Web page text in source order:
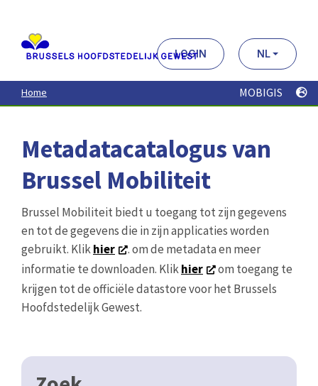
contenu
principal
LOGIN NL
Home MOBIGIS
Metadatacatalogus van
Brussel Mobiliteit
Brussel Mobiliteit biedt u toegang tot zijn gegevens
en tot de gegevens die in zijn applicaties worden
gebruikt. Klikhier
. om de metadata en meer
informatie te downloaden. Klikhier
om toegang te
krijgen tot de officiële datastore voor het Brussels
Hoofdstedelijk Gewest.